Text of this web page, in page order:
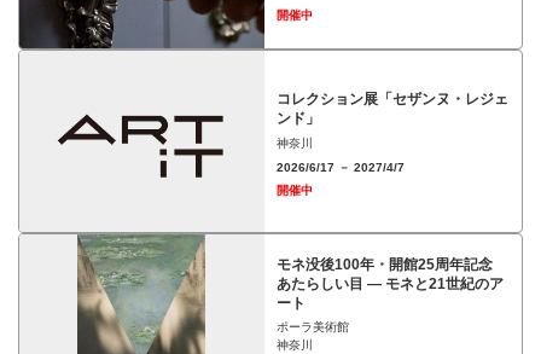
開催中
コレクション展「セザンヌ・レジェ
ンド」
神奈川
2026/6/17 － 2027/4/7
開催中
モネ没後100年・開館25周年記念
あたらしい目 ― モネと21世紀のア
ート
ポーラ美術館
神奈川